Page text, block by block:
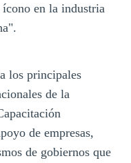
en la industria
los principales
de la
de empresas,
de gobiernos que